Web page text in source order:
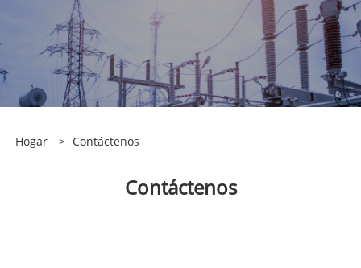
Hogar > Contáctenos
Contáctenos